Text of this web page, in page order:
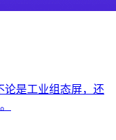
论是工业组态屏，还